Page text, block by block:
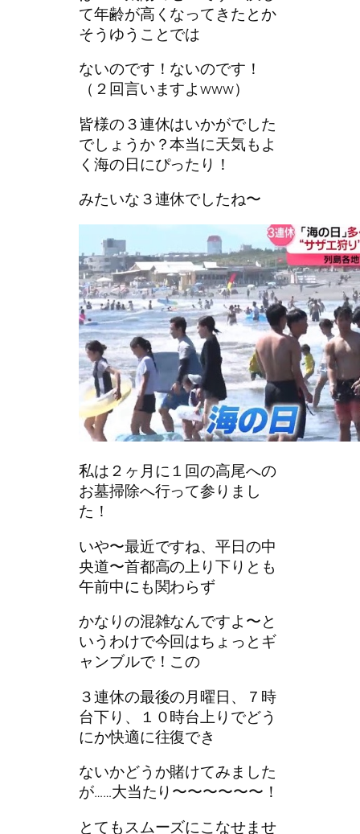
て年齢が高くなってきたとか
そうゆうことでは
ないのです！ないのです！
（２回言いますよwww）
皆様の３連休はいかがでした
でしょうか？本当に天気もよ
く海の日にぴったり！
みたいな３連休でしたね〜
私は２ヶ月に１回の高尾への
お墓掃除へ行って参りまし
た！
いや〜最近ですね、平日の中
央道〜首都高の上り下りとも
午前中にも関わらず
かなりの混雑なんですよ〜と
いうわけで今回はちょっとギ
ャンブルで！この
３連休の最後の月曜日、７時
台下り、１０時台上りでどう
にか快適に往復でき
ないかどうか賭けてみました
が……大当たり〜〜〜〜〜〜！
とてもスムーズにこなせませ